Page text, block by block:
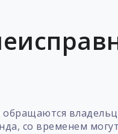
со временем